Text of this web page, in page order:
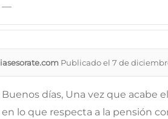
—
iasesorate.com Publicado el 7 de
Buenos días, Una vez que acabe
en lo que respecta a la pensión